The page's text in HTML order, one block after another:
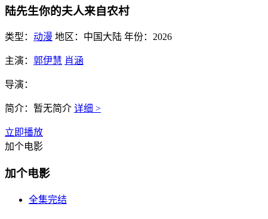
陆先生你的夫人来自农村
类型： 动漫 地区： 中国大陆 年份： 2026
主演： 郭伊慧 肖涵
导演：
简介： 暂无简介 详细 >
立即播放
加个电影
加个电影
全集完结